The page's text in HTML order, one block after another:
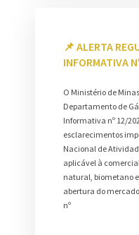
📌 ALERTA
INFORMATIVA
O Ministério de
Departamento de
Informativa nº 12/
esclarecimentos
Nacional de
aplicável à
natural, biometano e
abertura do
nº